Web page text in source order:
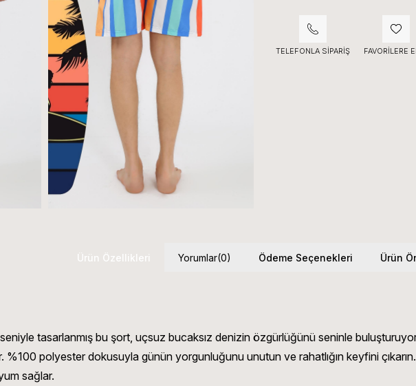
TELEFONLA SIPARIŞ FAVORILERE
Ürün Özellikleri Yorumlar(0) Ödeme Seçenekleri Ürün
tasarlanmış bu şort, uçsuz bucaksız denizin özgürlüğünü seninle
%100 polyester dokusuyla günün yorgunluğunu unutun ve rahatlığın keyfini çıkarın.
sağlar.